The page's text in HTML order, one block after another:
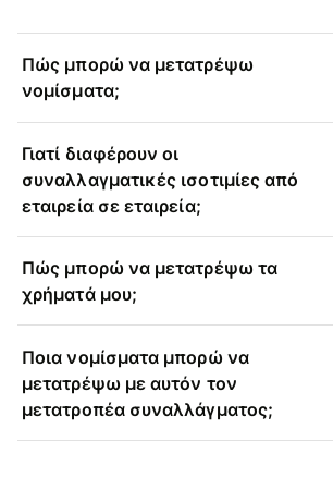
Πώς μπορώ να μετατρέψω
νομίσματα;
Γιατί διαφέρουν οι
συναλλαγματικές ισοτιμίες από
εταιρεία σε εταιρεία;
Πώς μπορώ να μετατρέψω τα
χρήματά μου;
Ποια νομίσματα μπορώ να
μετατρέψω με αυτόν τον
μετατροπέα συναλλάγματος;